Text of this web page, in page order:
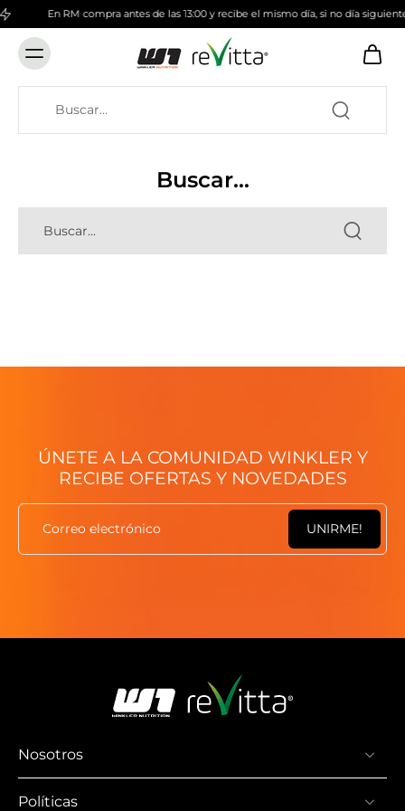
En RM compra antes de las 13:00 y recibe el mismo día, si no día
Buscar...
ÚNETE A LA COMUNIDAD WINKLER Y
RECIBE OFERTAS Y NOVEDADES
Correo electrónico UNIRME!
Nosotros
Políticas